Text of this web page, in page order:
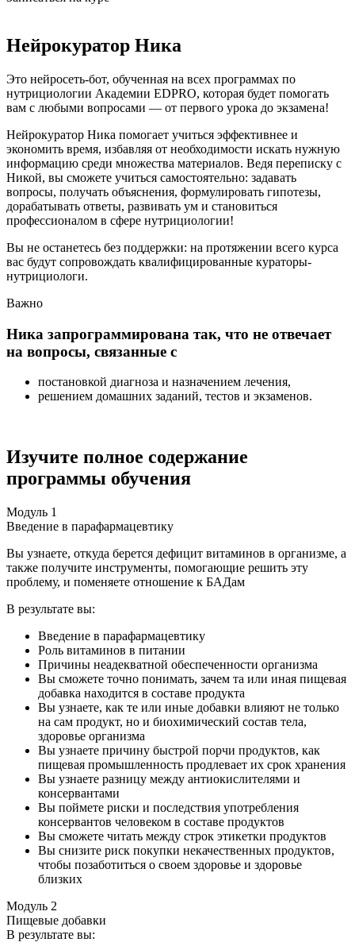
Нейрокуратор Ника
Это нейросеть-бот, обученная на всех программах по
нутрициологии Академии EDPRO, которая будет помогать
вам с любыми вопросами — от первого урока до экзамена!
Нейрокуратор Ника помогает учиться эффективнее и
экономить время, избавляя от необходимости искать нужную
информацию среди множества материалов. Ведя переписку с
Никой, вы сможете учиться самостоятельно: задавать
вопросы, получать объяснения, формулировать гипотезы,
дорабатывать ответы, развивать ум и становиться
профессионалом в сфере нутрициологии!
Вы не останетесь без поддержки: на протяжении всего курса
вас будут сопровождать квалифицированные кураторы-
нутрициологи.
Важно
Ника запрограммирована так, что не отвечает
на вопросы, связанные с
постановкой диагноза и назначением лечения,
решением домашних заданий, тестов и экзаменов.
Изучите полное содержание
программы обучения
Модуль 1
Введение в парафармацевтику
Вы узнаете, откуда берется дефицит витаминов в организме, а
также получите инструменты, помогающие решить эту
проблему, и поменяете отношение к БАДам
В результате вы:
Введение в парафармацевтику
Роль витаминов в питании
Причины неадекватной обеспеченности организма
Вы сможете точно понимать, зачем та или иная пищевая
добавка находится в составе продукта
Вы узнаете, как те или иные добавки влияют не только
на сам продукт, но и биохимический состав тела,
здоровье организма
Вы узнаете причину быстрой порчи продуктов, как
пищевая промышленность продлевает их срок хранения
Вы узнаете разницу между антиокислителями и
консервантами
Вы поймете риски и последствия употребления
консервантов человеком в составе продуктов
Вы сможете читать между строк этикетки продуктов
Вы снизите риск покупки некачественных продуктов,
чтобы позаботиться о своем здоровье и здоровье
близких
Модуль 2
Пищевые добавки
В результате вы: